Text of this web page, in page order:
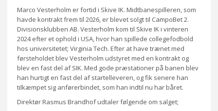
Marco Vesterholm er fortid i Skive IK. Midtbanespilleren, som
havde kontrakt frem til 2026, er blevet solgt til CampoBet 2.
Divisionsklubben AB. Vesterholm kom til Skive IK i vinteren
2024 efter et ophold i USA, hvor han spillede collegefodbold
hos universitetet; Virginia Tech. Efter at have trænet med
førsteholdet blev Vesterholm udstyret med en kontrakt og
blev en fast del af SIK. Med gode præstationer på banen blev
han hurtigt en fast del af startelleveren, og fik senere han
tilkæmpet sig anførerbindet, som han indtil nu har båret.
Direktør Rasmus Brandhof udtaler følgende om salget;